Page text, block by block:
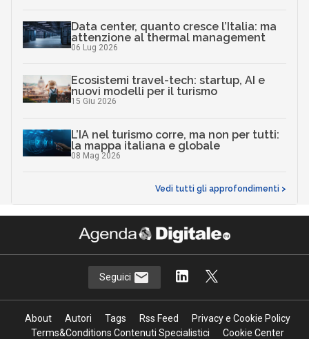
Data center, quanto cresce l’Italia: ma
attenzione al thermal management
06 Lug 2026
Ecosistemi travel-tech: startup, AI e
nuovi modelli per il turismo
15 Giu 2026
L’IA nel turismo corre, ma non per tutti:
la mappa italiana e globale
08 Mag 2026
Vedi tutti gli approfondimenti >
Seguici
About Autori Tags Rss Feed
Privacy e Cookie Policy
Terms&Conditions Contenuti Specialistici
Cookie Center